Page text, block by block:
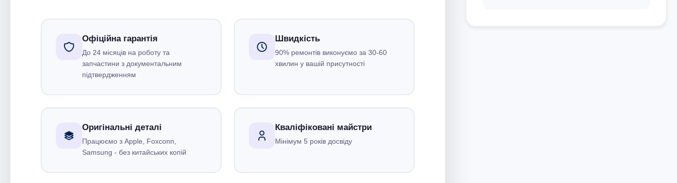
Офіційна гарантія
До 24 місяців на роботу та
запчастини з документальним
підтвердженням
Швидкість
90% ремонтів виконуємо за 30-60
хвилин у вашій присутності
Оригінальні деталі
Працюємо з Apple, Foxconn,
Samsung - без китайських копій
Кваліфіковані майстри
Мінімум 5 років досвіду